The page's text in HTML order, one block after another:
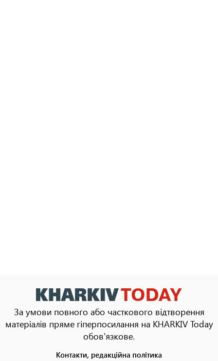
За умови повного або часткового відтворення
матеріалів пряме гіперпосилання на KHARKIV Today
обов'язкове.
Контакти, редакційна політика